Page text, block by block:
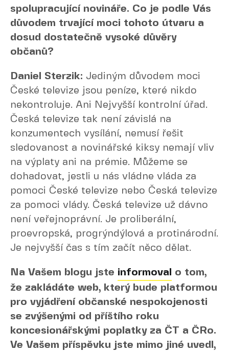
spolupracující novináře. Co je podle Vás
důvodem trvající moci tohoto útvaru a
dosud dostatečně vysoké důvěry
občanů?
Daniel Sterzik: Jediným důvodem moci
České televize jsou peníze, které nikdo
nekontroluje. Ani Nejvyšší kontrolní úřad.
Česká televize tak není závislá na
konzumentech vysílání, nemusí řešit
sledovanost a novinářské kiksy nemají vliv
na výplaty ani na prémie. Můžeme se
dohadovat, jestli u nás vládne vláda za
pomoci České televize nebo Česká televize
za pomoci vlády. Česká televize už dávno
není veřejnoprávní. Je proliberální,
proevropská, progrýndýlová a protinárodní.
Je nejvyšší čas s tím začít něco dělat.
Na Vašem blogu jste informoval
o tom,
že zakládáte web, který bude platformou
pro vyjádření občanské nespokojenosti
se zvýšenými od příštího roku
koncesionářskými poplatky za ČT a ČRo.
Ve Vašem příspěvku jste mimo jiné uvedl,